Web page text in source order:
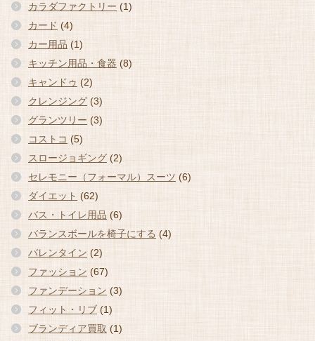
カラダファクトリー (1)
カード (4)
カー用品 (1)
キッチン用品・食器 (8)
キャンドゥ (2)
クレンジング (3)
グランツリー (3)
コストコ (5)
スロージョギング (2)
セレモニー（フォーマル）スーツ (6)
ダイエット (62)
バス・トイレ用品 (6)
バランスボールを椅子にする (4)
バレンタイン (2)
ファッション (67)
ファンデーション (3)
フィット・リブ (1)
ブランディア買取 (1)